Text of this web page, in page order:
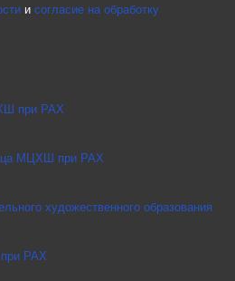
и согласие на обработку
при РАХ
МЦХШ при РАХ
художественного образования
РАХ